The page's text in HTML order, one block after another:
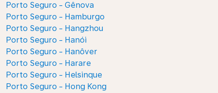
Porto Seguro - Gênova
Porto Seguro - Hamburgo
Porto Seguro - Hangzhou
Porto Seguro - Hanói
Porto Seguro - Hanôver
Porto Seguro - Harare
Porto Seguro - Helsinque
Porto Seguro - Hong Kong